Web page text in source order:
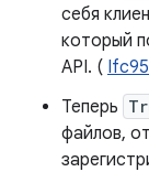
себя
который
API. (
Теперь
файлов,